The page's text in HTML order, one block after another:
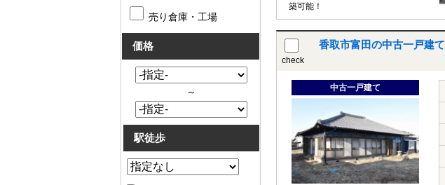
築可能！
check
香取市富田の中古一戸建て
中古一戸建て
売り倉庫・工場
価格
～
駅徒歩